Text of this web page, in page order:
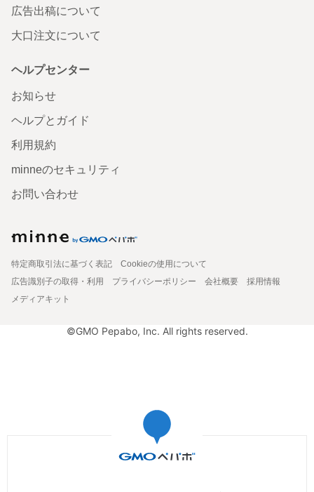
広告出稿について
大口注文について
ヘルプセンター
お知らせ
ヘルプとガイド
利用規約
minneのセキュリティ
お問い合わせ
特定商取引法に基づく表記
Cookieの使用について
広告識別子の取得・利用
プライバシーポリシー 会社概要
採用情報
メディアキット
©GMO Pepabo, Inc. All rights reserved.